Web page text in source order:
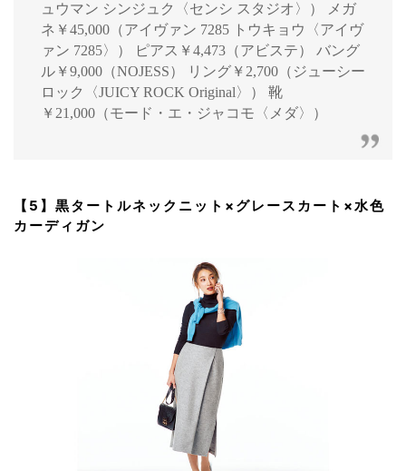
ュウマン シンジュク〈センシ スタジオ〉） メガ
ネ￥45,000（アイヴァン 7285 トウキョウ〈アイヴ
ァン 7285〉） ピアス￥4,473（アビステ） バング
ル￥9,000（NOJESS） リング￥2,700（ジューシー
ロック〈JUICY ROCK Original〉） 靴
￥21,000（モード・エ・ジャコモ〈メダ〉）
【5】黒タートルネックニット×グレースカート×水色
カーディガン